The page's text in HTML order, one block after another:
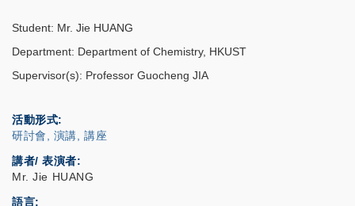
Student: Mr. Jie HUANG
Department: Department of Chemistry, HKUST
Supervisor(s): Professor Guocheng JIA
活動形式
研討會, 演講, 講座
講者/ 表演者:
Mr. Jie HUANG
語言